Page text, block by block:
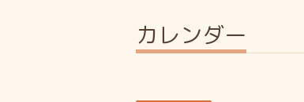
カレンダー